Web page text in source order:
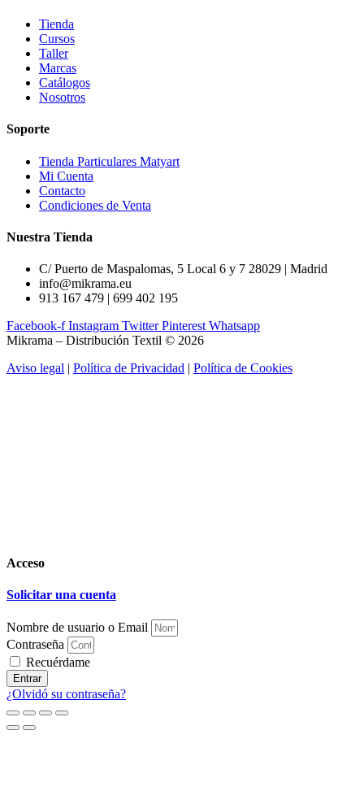
Tienda
Cursos
Taller
Marcas
Catálogos
Nosotros
Soporte
Tienda Particulares Matyart
Mi Cuenta
Contacto
Condiciones de Venta
Nuestra Tienda
C/ Puerto de Maspalomas, 5 Local 6 y 7 28029 | Madrid
info@mikrama.eu
913 167 479 | 699 402 195
Facebook-f Instagram Twitter Pinterest Whatsapp
Mikrama – Distribución Textil © 2026
Aviso legal | Política de Privacidad | Política de Cookies
Acceso
Solicitar una cuenta
Nombre de usuario o Email
Contraseña
Recuérdame
Entrar
¿Olvidó su contraseña?